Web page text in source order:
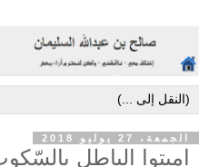
الجمعة، 27 يوليو 2018
اميتوا الباطل